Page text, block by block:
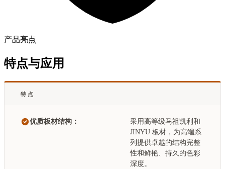
产品亮点
特点与应用
特点
优质板材结构：
采用高等级马祖凯利和
JINYU 板材，为高端系
列提供卓越的结构完整
性和鲜艳、持久的色彩
深度。